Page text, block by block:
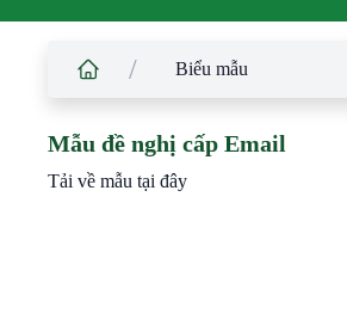
/ Biểu mẫu
Mẫu đề nghị cấp Email
Tải về mẫu tại đây